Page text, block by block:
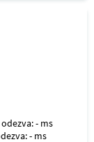
- ms
- ms